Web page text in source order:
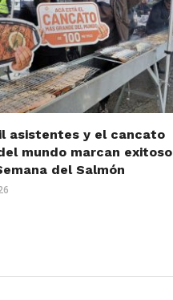
asistentes y el cancato
mundo marcan exitoso
del Salmón